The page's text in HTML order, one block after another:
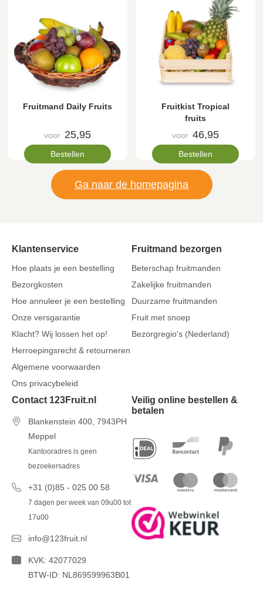
Fruitmand Daily Fruits
voor 25,95
Bestellen
Fruitkist Tropical
fruits
voor 46,95
Bestellen
Ga naar de homepagina
Klantenservice
Hoe plaats je een bestelling
Bezorgkosten
Hoe annuleer je een bestelling
Onze versgarantie
Klacht? Wij lossen het op!
Herroepingsrecht & retourneren
Algemene voorwaarden
Ons privacybeleid
Fruitmand bezorgen
Beterschap fruitmanden
Zakelijke fruitmanden
Duurzame fruitmanden
Fruit met snoep
Bezorgregio's (Nederland)
Contact 123Fruit.nl
Blankenstein 400, 7943PH
Meppel
Kantooradres is geen
bezoekersadres
+31 (0)85 - 025 00 58
7 dagen per week van 09u00 tot
17u00
info@123fruit.nl
KVK: 42077029
BTW-ID: NL869599963B01
Veilig online bestellen &
betalen